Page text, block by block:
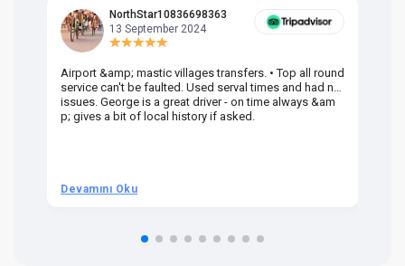
NorthStar10836698363
13 September 2024
Airport &amp; mastic villages transfers. • Top all round
service can't be faulted. Used serval times and had no
issues. George is a great driver - on time always &am
p; gives a bit of local history if asked.
Devamını Oku